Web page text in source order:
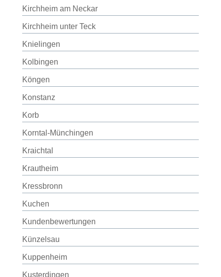
Kirchheim am Neckar
Kirchheim unter Teck
Knielingen
Kolbingen
Köngen
Konstanz
Korb
Korntal-Münchingen
Kraichtal
Krautheim
Kressbronn
Kuchen
Kundenbewertungen
Künzelsau
Kuppenheim
Kusterdingen